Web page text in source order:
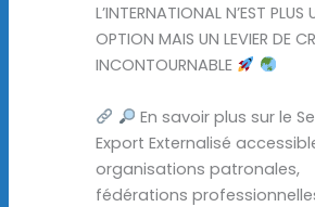
L’INTERNATIONAL N’EST PLUS
OPTION MAIS UN LEVIER DE
INCONTOURNABLE
En savoir plus sur le
Export Externalisé
organisations patronales,
fédérations